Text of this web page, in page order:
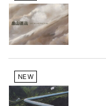
NEW